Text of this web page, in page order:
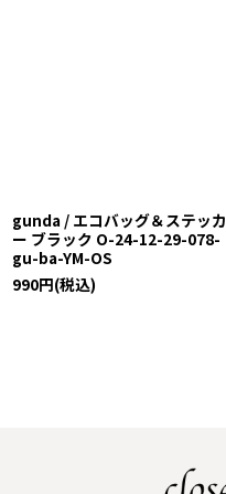
gunda / エコバッグ＆ステッカ
ー ブラック O-24-12-29-078-
gu-ba-YM-OS
990円(税込)